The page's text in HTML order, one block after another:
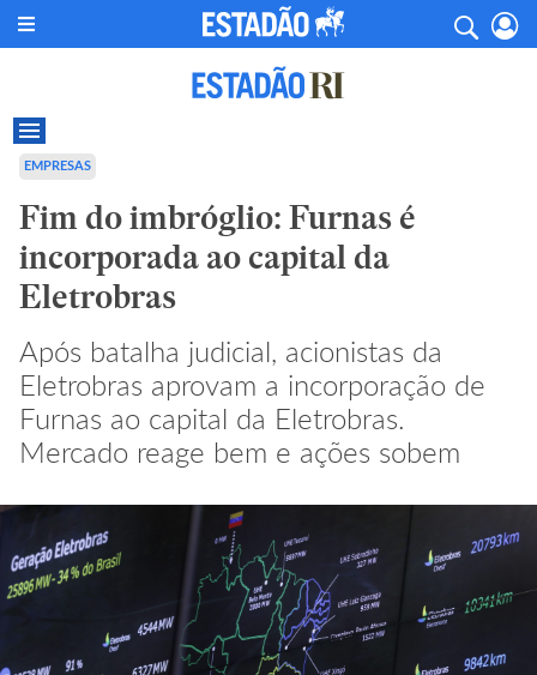
EMPRESAS
Fim do imbróglio: Furnas é
incorporada ao capital da
Eletrobras
Após batalha judicial, acionistas da
Eletrobras aprovam a incorporação de
Furnas ao capital da Eletrobras.
Mercado reage bem e ações sobem